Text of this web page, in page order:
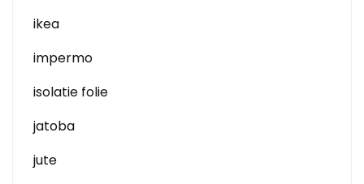
ikea
impermo
isolatie folie
jatoba
jute